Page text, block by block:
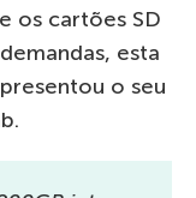
os cartões SD
esta
o seu